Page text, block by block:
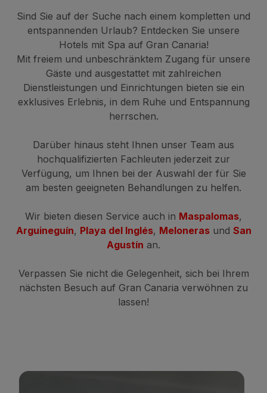
Sind Sie auf der Suche nach einem kompletten und
entspannenden Urlaub? Entdecken Sie unsere
Hotels mit Spa auf Gran Canaria!
Mit freiem und unbeschränktem Zugang für unsere
Gäste und ausgestattet mit zahlreichen
Dienstleistungen und Einrichtungen bieten sie ein
exklusives Erlebnis, in dem Ruhe und Entspannung
herrschen.
Darüber hinaus steht Ihnen unser Team aus
hochqualifizierten Fachleuten jederzeit zur
Verfügung, um Ihnen bei der Auswahl der für Sie
am besten geeigneten Behandlungen zu helfen.
Wir bieten diesen Service auch in Maspalomas,
Arguineguín, Playa del Inglés, Melonerasund San
Agustín an.
Verpassen Sie nicht die Gelegenheit, sich bei Ihrem
nächsten Besuch auf Gran Canaria verwöhnen zu
lassen!